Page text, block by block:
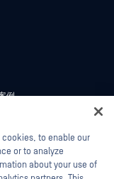
例
to enable our
or to analyze
about your use of
assistant.
what's critical